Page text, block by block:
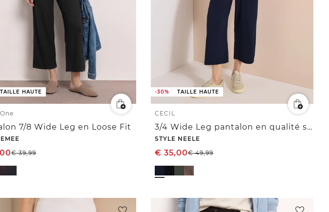
TAILLE HAUTE
7/8 Wide Leg en Loose Fit
€39,99
-30% TAILLE HAUTE
CECIL
3/4 Wide Leg pantalon en qualité seersucker
STYLE NEELE
€ 35,00€49,99